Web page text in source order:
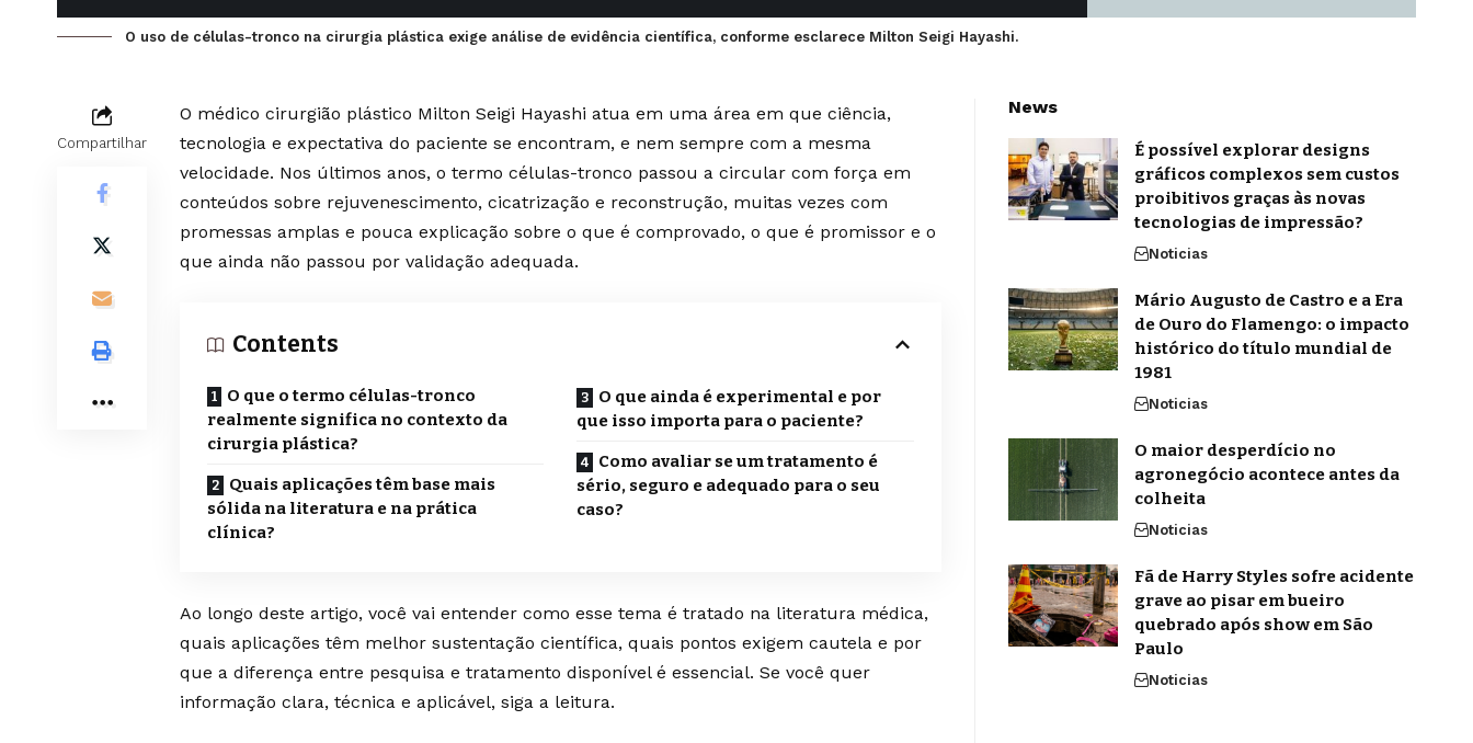
O uso de células-tronco na cirurgia plástica exige análise de evidência científica, conforme esclarece Milton Seigi Hayashi.
Compartilhar
O médico cirurgião plástico Milton Seigi Hayashi atua em uma área em que ciência,
tecnologia e expectativa do paciente se encontram, e nem sempre com a mesma
velocidade. Nos últimos anos, o termo células-tronco passou a circular com força em
conteúdos sobre rejuvenescimento, cicatrização e reconstrução, muitas vezes com
promessas amplas e pouca explicação sobre o que é comprovado, o que é promissor e o
que ainda não passou por validação adequada.
Contents
O que o termo células-tronco
realmente significa no contexto da
cirurgia plástica?
Quais aplicações têm base mais
sólida na literatura e na prática
clínica?
O que ainda é experimental e por
que isso importa para o paciente?
Como avaliar se um tratamento é
sério, seguro e adequado para o seu
caso?
Ao longo deste artigo, você vai entender como esse tema é tratado na literatura médica,
quais aplicações têm melhor sustentação científica, quais pontos exigem cautela e por
que a diferença entre pesquisa e tratamento disponível é essencial. Se você quer
informação clara, técnica e aplicável, siga a leitura.
News
É possível explorar designs
gráficos complexos sem custos
proibitivos graças às novas
tecnologias de impressão?
Noticias
Mário Augusto de Castro e a Era
de Ouro do Flamengo: o impacto
histórico do título mundial de
1981
Noticias
O maior desperdício no
agronegócio acontece antes da
colheita
Noticias
Fã de Harry Styles sofre acidente
grave ao pisar em bueiro
quebrado após show em São
Paulo
Noticias